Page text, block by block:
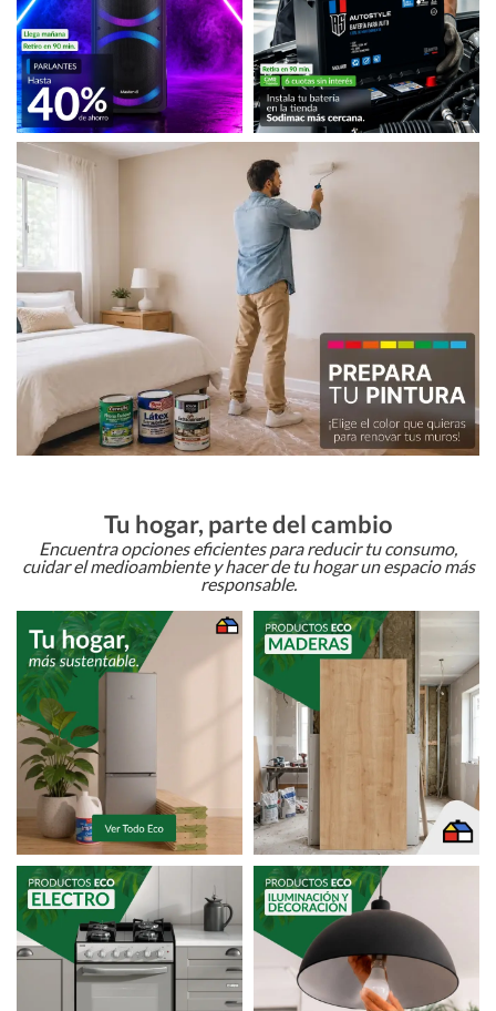
Tu hogar, parte del cambio
Encuentra opciones eficientes para reducir tu consumo,
cuidar el medioambiente y hacer de tu hogar un espacio más
responsable.